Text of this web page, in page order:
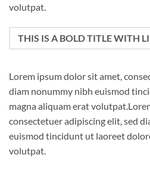
volutpat.
THIS IS A BOLD TITLE WITH
Lorem ipsum dolor sit amet,
diam nonummy nibh euismod
magna aliquam erat
consectetuer adipiscing elit, sed
euismod tincidunt ut laoreet
volutpat.